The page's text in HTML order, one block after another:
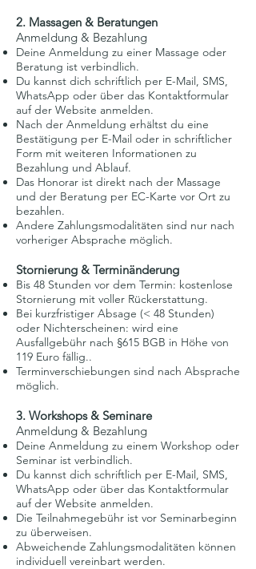
2. Massagen & Beratungen
Anmeldung & Bezahlung
Deine Anmeldung zu einer Massage oder
Beratung ist verbindlich.
Du kannst dich schriftlich per E-Mail, SMS,
WhatsApp oder über das Kontaktformular
auf der Website anmelden.
Nach der Anmeldung erhältst du eine
Bestätigung per E-Mail oder in schriftlicher
Form mit weiteren Informationen zu
Bezahlung und Ablauf.
Das Honorar ist direkt nach der Massage
und der Beratung per EC-Karte vor Ort zu
bezahlen.
Andere Zahlungsmodalitäten sind nur nach
vorheriger Absprache möglich.
Stornierung & Terminänderung
Bis 48 Stunden vor dem Termin: kostenlose
Stornierung mit voller Rückerstattung.
Bei kurzfristiger Absage (< 48 Stunden)
oder Nichterscheinen: wird eine
Ausfallgebühr nach §615 BGB in Höhe von
119 Euro fällig..
Terminverschiebungen sind nach Absprache
möglich.
3. Workshops & Seminare
Anmeldung & Bezahlung
Deine Anmeldung zu einem Workshop oder
Seminar ist verbindlich.
Du kannst dich schriftlich per E-Mail, SMS,
WhatsApp oder über das Kontaktformular
auf der Website anmelden.
Die Teilnahmegebühr ist vor Seminarbeginn
zu überweisen.
Abweichende Zahlungsmodalitäten können
individuell vereinbart werden.